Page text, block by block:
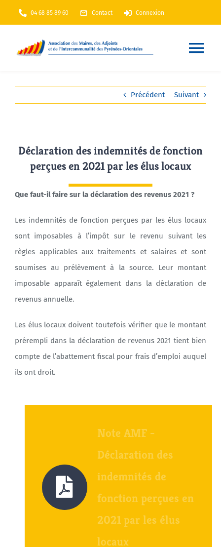
Passer
au
04 68 85 89 60 Contact Connexion
à
Accueil
Nos services
Annuaire En Maintenance
Agenda
Municipales 2026
Précédent Suivant
Déclaration des indemnités de fonction
perçues en 2021 par les élus locaux
Que faut-il faire sur la déclaration des revenus 2021 ?
Les indemnités de fonction perçues par les élus locaux
sont imposables à l’impôt sur le revenu suivant les
règles applicables aux traitements et salaires et sont
soumises au prélèvement à la source. Leur montant
imposable apparaît également dans la déclaration de
revenus annuelle.
Les élus locaux doivent toutefois vérifier que le montant
prérempli dans la déclaration de revenus 2021 tient bien
compte de l’abattement fiscal pour frais d’emploi auquel
ils ont droit.
Note AMF -
Déclaration des
indemnités de
fonction perçues en
2021 par les élus
locaux